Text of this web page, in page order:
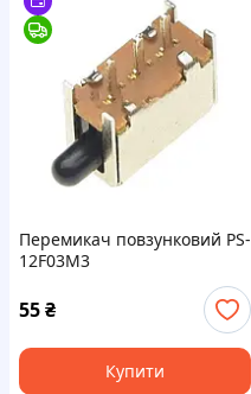
Перемикач повзунковий PS-
12F03M3
55₴
Купити